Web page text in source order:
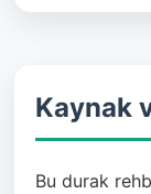
Kaynak
Bu durak